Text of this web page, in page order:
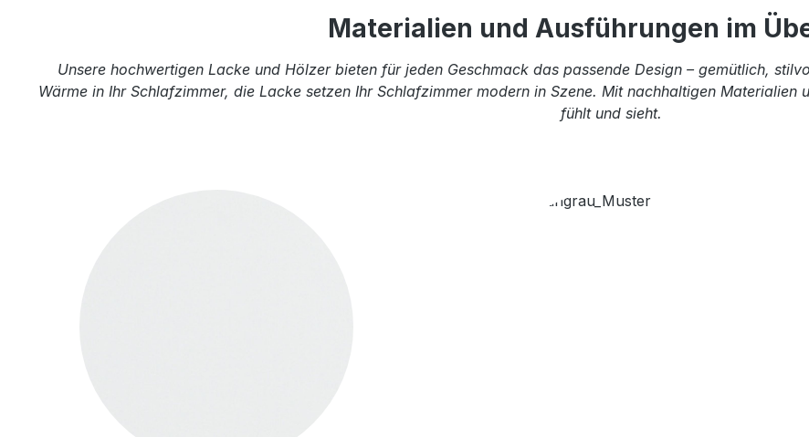
Materialien und Ausführungen im
Unsere hochwertigen Lacke und Hölzer bieten für jeden Geschmack das passende Design – gemütlich,
Wärme in Ihr Schlafzimmer, die Lacke setzen Ihr Schlafzimmer modern in Szene. Mit nachhaltigen
fühlt und sieht.